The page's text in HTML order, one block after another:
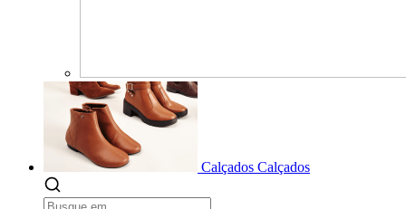
Calçados Calçados